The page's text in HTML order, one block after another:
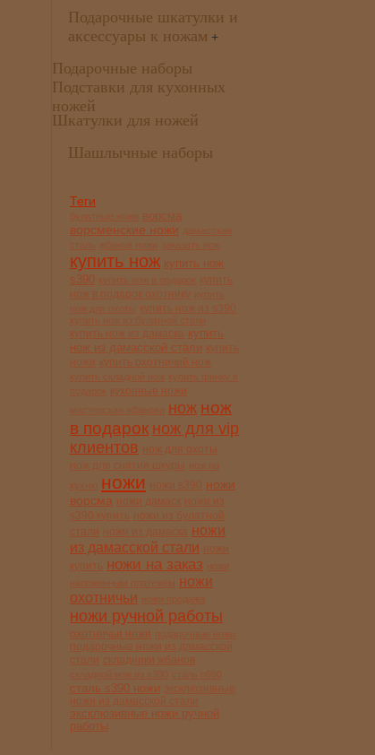
Подарочные шкатулки и
аксессуары к ножам +
Подарочные наборы
Подставки для кухонных
ножей
Шкатулки для ножей
Шашлычные наборы
Теги
ворсма
ворсменские ножи
купить нож купить нож
s390
купить
нож из дамасской стали
купить охотничий нож
кухонные ножи
нож нож
в подарок нож для vip
клиентов нож для охоты
ножи
ножи
ворсма
ножи дамаск
ножи из булатной
стали
ножи
из дамасской стали
ножи
купить
ножи на заказ
ножи
охотничьи
ножи ручной работы
охотничьи ножи
складники жбанов
сталь s390 ножи
эксклюзивные ножи ручной
работы